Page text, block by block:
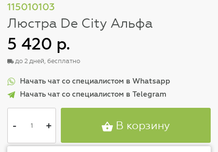
115010103
Люстра De City Альфа
5 420 р.
до 2 дней, бесплатно
Начать чат со специалистом в Whatsapp
Начать чат со специалистом в Telegram
- + В корзину